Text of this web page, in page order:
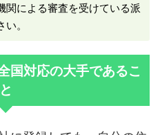
関による審査を受けている派
。
国対応の大手であるこ
と